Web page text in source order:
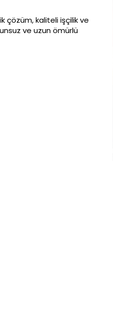
çözüm, kaliteli işçilik ve
ve uzun ömürlü